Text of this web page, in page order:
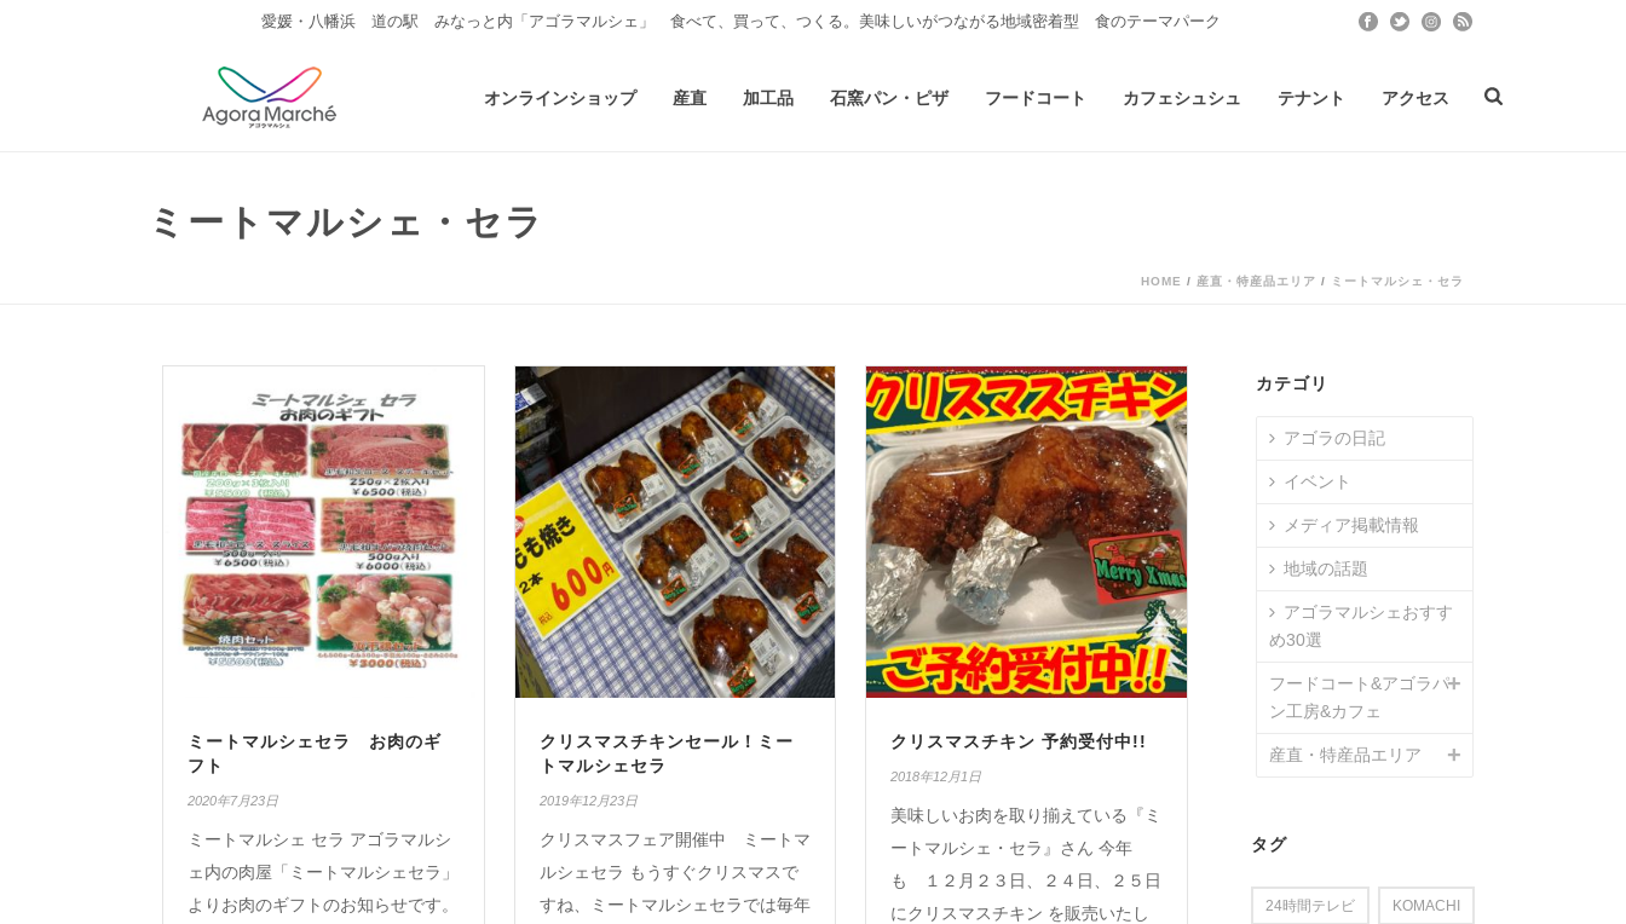
愛媛・八幡浜 道の駅 みなっと内「アゴラマルシェ」 食べて、買って、つくる。美味しいがつながる地域密着型 食のテーマパーク
オンラインショップ 産直 加工品 石窯パン・ピザ フードコート カフェシュシュ テナント アクセス
ミートマルシェ・セラ
HOME / 産直・特産品エリア / ミートマルシェ・セラ
ミートマルシェセラ お肉のギ
フト
2020年7月23日
ミートマルシェ セラ アゴラマルシ
ェ内の肉屋「ミートマルシェセラ」
よりお肉のギフトのお知らせです。
クリスマスチキンセール！ミー
トマルシェセラ
2019年12月23日
クリスマスフェア開催中 ミートマ
ルシェセラ もうすぐクリスマスで
すね、ミートマルシェセラでは毎年
クリスマスチキン 予約受付中!!
2018年12月1日
美味しいお肉を取り揃えている『ミ
ートマルシェ・セラ』さん 今年
も １２月２３日、２４日、２５日
にクリスマスチキン を販売いたし
カテゴリ
アゴラの日記
イベント
メディア掲載情報
地域の話題
アゴラマルシェおすす
め30選
フードコート&アゴラパ
ン工房&カフェ
産直・特産品エリア
タグ
24時間テレビ KOMACHI